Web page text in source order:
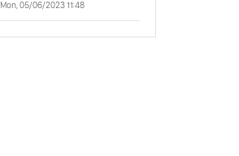
Linh Của Bạn
Mon, 05/06/2023 11:48